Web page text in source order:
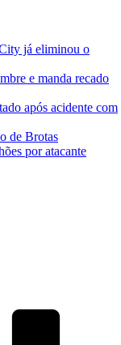
já eliminou o
e manda recado
após acidente com
de Brotas
por atacante